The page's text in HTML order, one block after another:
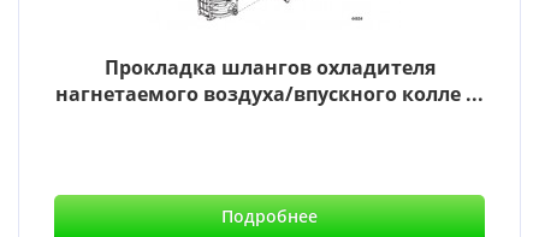
Прокладка шлангов охладителя
нагнетаемого воздуха/впускного колле ...
Подробнее